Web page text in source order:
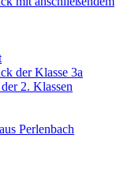
der Klasse 3a
2. Klassen
Perlenbach